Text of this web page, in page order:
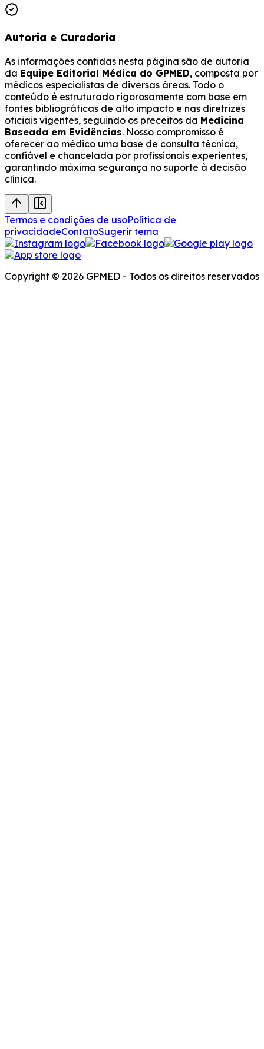
Autoria e Curadoria
As informações contidas nesta página são de autoria
da Equipe Editorial Médica do GPMED, composta por
médicos especialistas de diversas áreas. Todo o
conteúdo é estruturado rigorosamente com base em
fontes bibliográficas de alto impacto e nas diretrizes
oficiais vigentes, seguindo os preceitos da Medicina
Baseada em Evidências. Nosso compromisso é
oferecer ao médico uma base de consulta técnica,
confiável e chancelada por profissionais experientes,
garantindo máxima segurança no suporte à decisão
clínica.
Termos e condições de usoPolítica de
privacidadeContatoSugerir tema
Copyright © 2026 GPMED - Todos os direitos reservados